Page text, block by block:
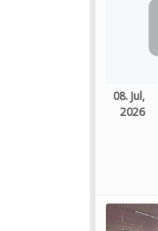
08. Jul,
2026